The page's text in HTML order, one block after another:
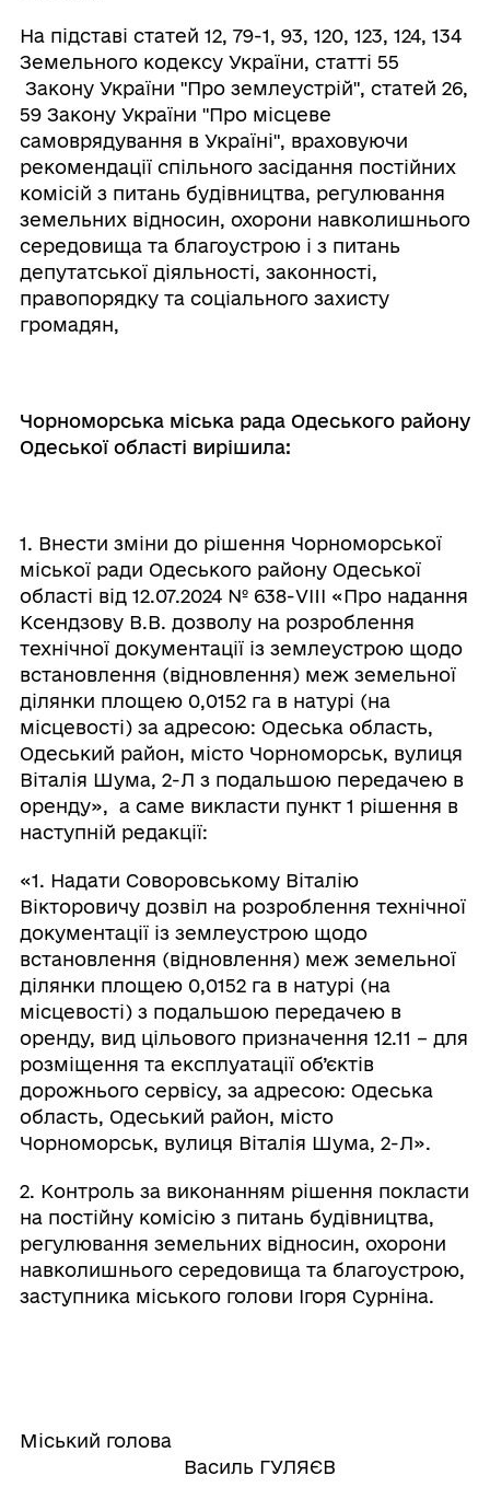
На підставі статей 12, 79-1, 93, 120, 123, 124, 134
Земельного кодексу України, статті 55
Закону України "Про землеустрій", статей 26,
59 Закону України "Про місцеве
самоврядування в Україні", враховуючи
рекомендації спільного засідання постійних
комісій з питань будівництва, регулювання
земельних відносин, охорони навколишнього
середовища та благоустрою і з питань
депутатської діяльності, законності,
правопорядку та соціального захисту
громадян,
Чорноморська міська рада Одеського району
Одеської області вирішила:
1. Внести зміни до рішення Чорноморської
міської ради Одеського району Одеської
області від 12.07.2024 № 638-VIII «Про надання
Ксендзову В.В. дозволу на розроблення
технічної документації із землеустрою щодо
встановлення (відновлення) меж земельної
ділянки площею 0,0152 га в натурі (на
місцевості) за адресою: Одеська область,
Одеський район, місто Чорноморськ, вулиця
Віталія Шума, 2-Л з подальшою передачею в
оренду», а саме викласти пункт 1 рішення в
наступній редакції:
«1. Надати Соворовському Віталію
Вікторовичу дозвіл на розроблення технічної
документації із землеустрою щодо
встановлення (відновлення) меж земельної
ділянки площею 0,0152 га в натурі (на
місцевості) з подальшою передачею в
оренду, вид цільового призначення 12.11 – для
розміщення та експлуатації об’єктів
дорожнього сервісу, за адресою: Одеська
область, Одеський район, місто
Чорноморськ, вулиця Віталія Шума, 2-Л».
2. Контроль за виконанням рішення покласти
на постійну комісію з питань будівництва,
регулювання земельних відносин, охорони
навколишнього середовища та благоустрою,
заступника міського голови Ігоря Сурніна.
Міський голова
Василь ГУЛЯЄВ